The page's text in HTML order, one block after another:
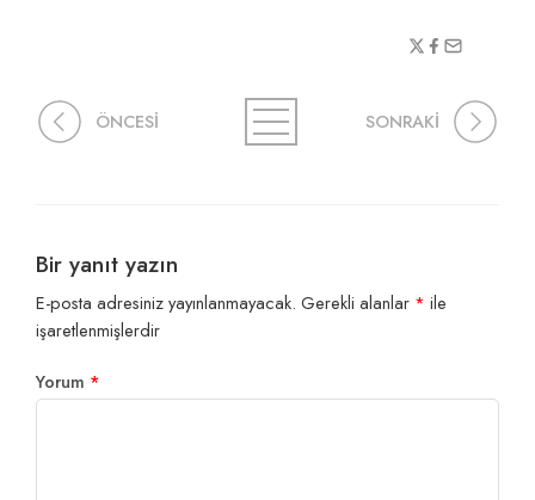
ÖNCESİ SONRAKİ
Bir yanıt yazın
E-posta adresiniz yayınlanmayacak. Gerekli alanlar * ile
işaretlenmişlerdir
Yorum *